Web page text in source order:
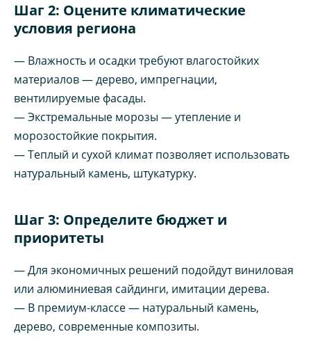
Шаг 2: Оцените климатические
условия региона
— Влажность и осадки требуют влагостойких
материалов — дерево, импрегнации,
вентилируемые фасады.
— Экстремальные морозы — утепление и
морозостойкие покрытия.
— Теплый и сухой климат позволяет использовать
натуральный камень, штукатурку.
Шаг 3: Определите бюджет и
приоритеты
— Для экономичных решений подойдут виниловая
или алюминиевая сайдинги, имитации дерева.
— В премиум-классе — натуральный камень,
дерево, современные композиты.